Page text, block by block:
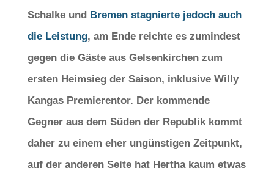
Schalke und Bremen stagnierte jedoch auch
die Leistung, am Ende reichte es zumindest
gegen die Gäste aus Gelsenkirchen zum
ersten Heimsieg der Saison, inklusive Willy
Kangas Premierentor. Der kommende
Gegner aus dem Süden der Republik kommt
daher zu einem eher ungünstigen Zeitpunkt,
auf der anderen Seite hat Hertha kaum etwas